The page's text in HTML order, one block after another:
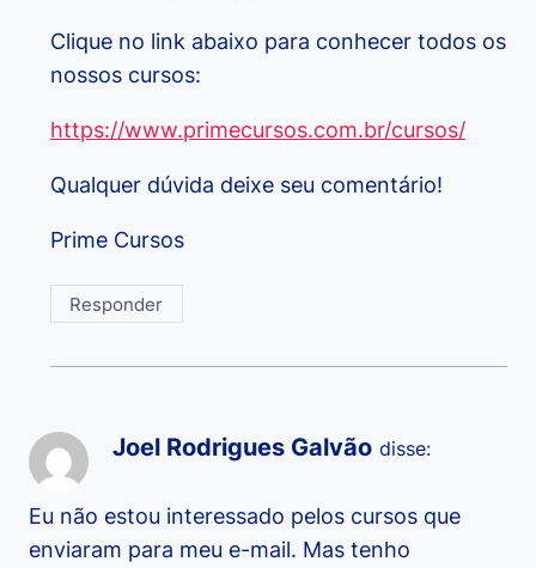
Clique no link abaixo para conhecer todos os
nossos cursos:
https://www.primecursos.com.br/cursos/
Qualquer dúvida deixe seu comentário!
Prime Cursos
Responder
Joel Rodrigues Galvão disse:
Eu não estou interessado pelos cursos que
enviaram para meu e-mail. Mas tenho